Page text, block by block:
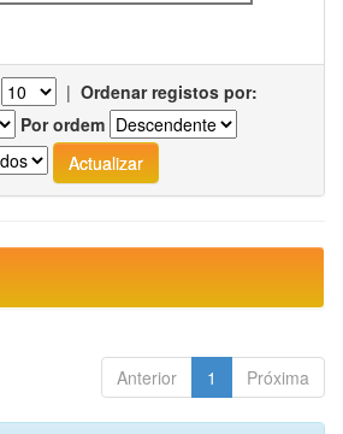
| Ordenar registos por:
Por ordem
Anterior 1 Próxima